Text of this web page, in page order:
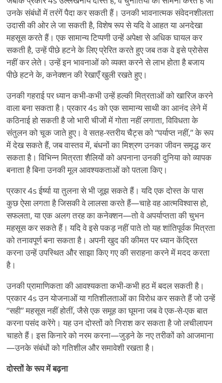
उनके संबंधों में तरंगें पैदा कर सकती हैं। उनकी भावनात्मक संवेदनशीलता
उदासी की ओर ले जा सकती है, विशेष रूप से यदि वे आहत या अनदेखा
महसूस करते हैं। एक सामान्य टिप्पणी उन्हें अपेक्षा से अधिक घायल कर
सकती है, उन्हें पीछे हटने के लिए प्रेरित करते हुए जब तक वे इसे प्रोसेस
नहीं कर लेते। उन्हें इन भावनाओं को व्यक्त करने से लाभ होता है बजाय
पीछे हटने के, कनेक्शन की रेखाएँ खुली रखते हुए।
उनकी गहराई पर ध्यान कभी-कभी उन्हें हल्की मित्रताओं को खारिज करने
वाला बना सकता है। प्रकार 4s को एक सामान्य साथी का आनंद लेने में
कठिनाई हो सकती है जो भारी चीजों में गोता नहीं लगाता, विविधता के
संतुलन को चूक जाते हुए। वे सतह-स्तरीय चैट्स को“पर्याप्त नहीं,” के रूप
में देख सकते हैं, जब वास्तव में, बंधनों का मिश्रण उनका जीवन समृद्ध कर
सकता है। विभिन्न मित्रता शैलियों को अपनाना उनकी दुनिया को व्यापक
बनाता है बिना उनकी मूल आवश्यकताओं को पतला किए।
प्रकार 4s ईर्ष्या या तुलना से भी जूझ सकते हैं। यदि एक दोस्त के पास
कुछ ऐसा लगता है जिसकी वे लालसा करते हैं—चाहे वह आत्मविश्वास हो,
सफलता, या एक अलग तरह का कनेक्शन—तो वे अपर्याप्तता की चुभन
महसूस कर सकते हैं। यदि वे इसे पकड़ नहीं पाते तो यह शांतिपूर्वक मित्रता
को तनावपूर्ण बना सकता है। अपनी खुद की कीमत पर ध्यान केंद्रित
करना उन्हें उपस्थित और साझा किए गए की सराहना करने में मदद करता
है।
उनकी प्रामाणिकता की आवश्यकता कभी-कभी हठ में बदल सकती है।
प्रकार 4s उन योजनाओं या गतिशीलताओं का विरोध कर सकते हैं जो उन्हें
“सही” महसूस नहीं होतीं, जैसे एक समूह का घूमना जब वे एक-से-एक बात
करना पसंद करेंगे। यह उन दोस्तों को निराश कर सकता है जो लचीलापन
चाहते हैं। इस किनारे को नरम करना—जुड़ने के नए तरीकों को आजमाना
—उनके संबंधों को गतिशील और समावेशी रखता है।
दोस्तों के रूप में बढ़ना